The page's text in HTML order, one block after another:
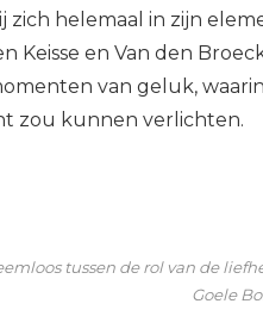
zich helemaal in zijn
Keisse en Van den
van geluk,
zou kunnen verlichten.
tussen de rol van de
Goele